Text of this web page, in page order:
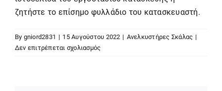
ζητήστε το επίσημο φυλλάδιο του κατασκευαστή.
By gniord2831 | 15 Αυγούστου 2022 | Ανελκυστήρες Σκάλας |
Δεν επιτρέπεται σχολιασμόςστο